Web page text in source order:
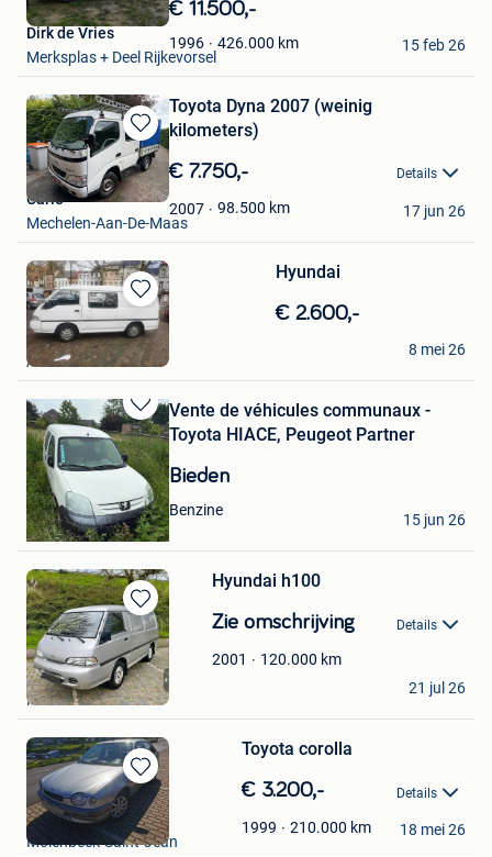
Mijn
Favorieten
€ 11.500,-
1996 426.000 km
Dirk de Vries
Merksplas + Deel Rijkevorsel
15 feb 26
Bewaren
in
Mijn
Favorieten
Toyota Dyna 2007 (weinig
kilometers)
€ 7.750,- Details
2007 98.500 km
Carlo
Mechelen-Aan-De-Maas
17 jun 26
Bewaren
in
Mijn
Favorieten
Hyundai
€ 2.600,-
Mostafa Labed
Anderlecht
8 mei 26
Bewaren
in
Mijn
Favorieten
Vente de véhicules communaux -
Toyota HIACE, Peugeot Partner
Bieden
Benzine
Ville de Chièvres
Chievres
15 jun 26
Bewaren
in
Mijn
Favorieten
Hyundai h100
Zie omschrijving Details
2001 120.000 km
Bernard
Halle
21 jul 26
Bewaren
in
Mijn
Favorieten
Toyota corolla
€ 3.200,- Details
1999 210.000 km
Stefan
Molenbeek-Saint-Jean
18 mei 26